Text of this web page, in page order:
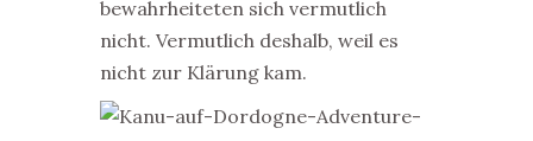
bewahrheiteten sich vermutlich
nicht. Vermutlich deshalb, weil es
nicht zur Klärung kam.